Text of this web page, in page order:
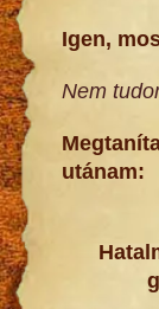
Igen,
Nem
utánam: